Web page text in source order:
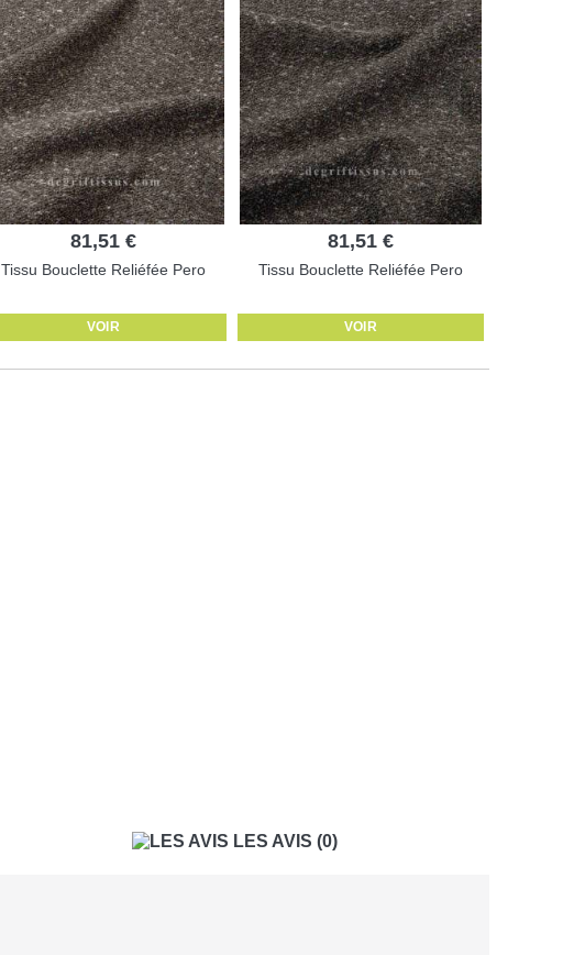
81,51 €
Tissu Bouclette Reliéfée Pero
VOIR
81,51 €
Tissu Bouclette Reliéfée Pero
VOIR
LES AVIS (0)